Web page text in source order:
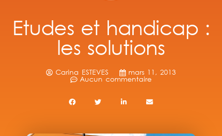
Etudes et handicap :
les solutions
Carina ESTEVES
mars 11, 2013
Aucun commentaire